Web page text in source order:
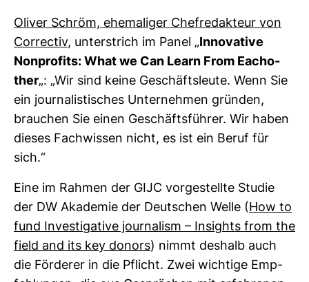
Oliver Schröm, ehe­ma­liger Chef­re­dak­teur von
Cor­rectiv, unter­strich im Panel „Inno­va­tive
Non­pro­fits: What we Can Learn From Eacho­
ther„: „Wir sind keine Geschäfts­leute. Wenn Sie
ein jour­na­lis­ti­sches Unter­nehmen gründen,
brau­chen Sie einen Geschäfts­führer. Wir haben
dieses Fach­wissen nicht, es ist ein Beruf für
sich.“
Eine im Rahmen der GIJC vor­ge­stellte Studie
der DW Aka­demie der Deut­schen Welle (How to
fund Inves­ti­ga­tive jour­na­lism – Insights from the
field and its key donors) nimmt des­halb auch
die För­derer in die Pflicht. Zwei wich­tige Emp­